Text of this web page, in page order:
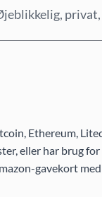
privat,
Ethereum,
eller har brug
gavekort